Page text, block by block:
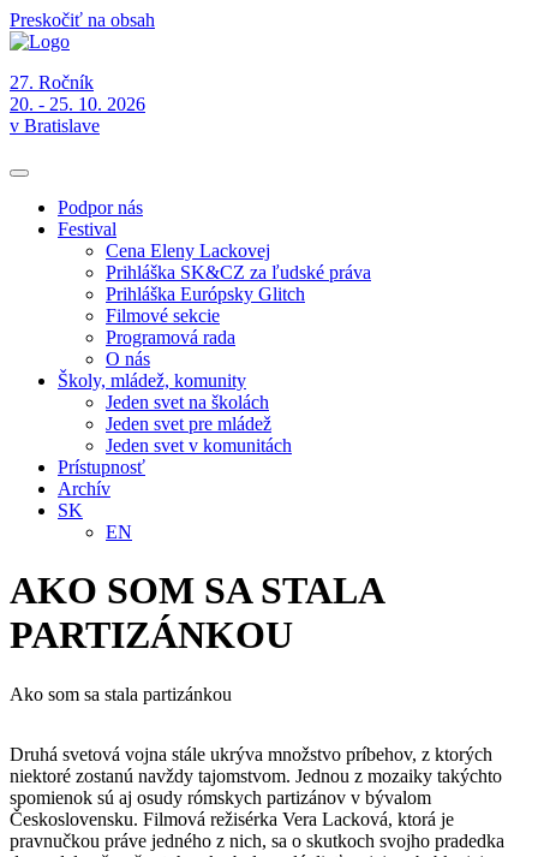
Preskočiť na obsah
27. Ročník
20. - 25. 10. 2026
v Bratislave
Podpor nás
Festival
Cena Eleny Lackovej
Prihláška SK&CZ za ľudské práva
Prihláška Európsky Glitch
Filmové sekcie
Programová rada
O nás
Školy, mládež, komunity
Jeden svet na školách
Jeden svet pre mládež
Jeden svet v komunitách
Prístupnosť
Archív
SK
EN
AKO SOM SA STALA
PARTIZÁNKOU
Ako som sa stala partizánkou
Druhá svetová vojna stále ukrýva množstvo príbehov, z ktorých
niektoré zostanú navždy tajomstvom. Jednou z mozaiky takýchto
spomienok sú aj osudy rómskych partizánov v bývalom
Československu. Filmová režisérka Vera Lacková, ktorá je
pravnučkou práve jedného z nich, sa o skutkoch svojho pradedka